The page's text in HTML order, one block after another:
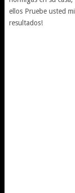
ellos Pruebe usted
resultados!